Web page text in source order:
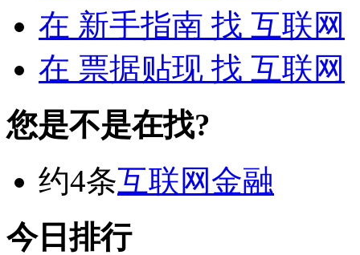
在 新手指南 找 互联网
在 票据贴现 找 互联网
您是不是在找?
约4条互联网金融
今日排行